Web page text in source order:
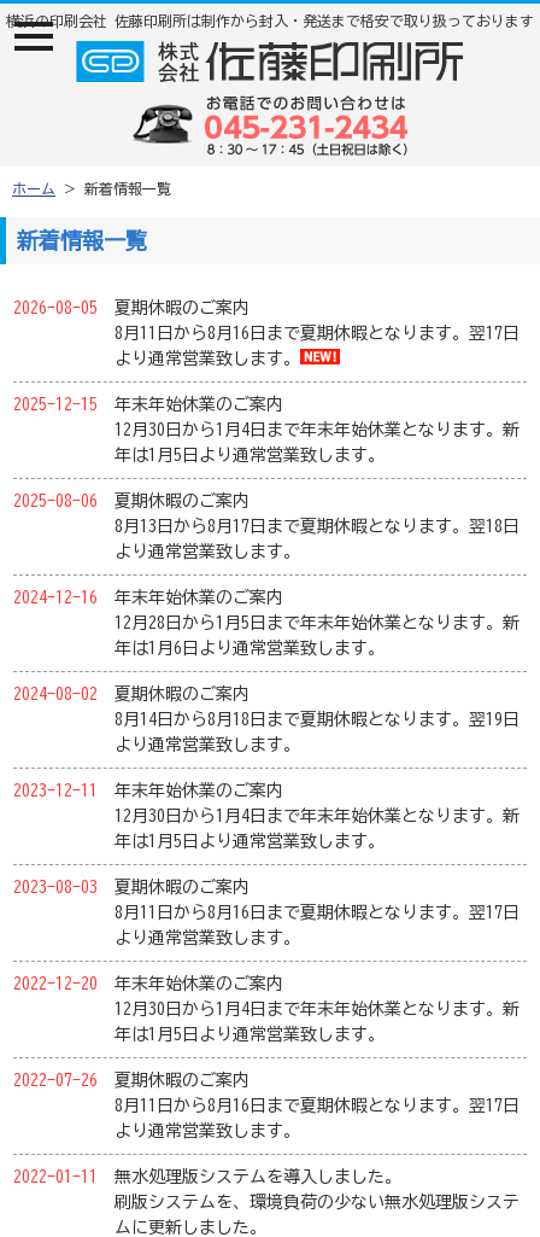
ナ
ビ
メ
ュ
ー
横浜の印刷会社 佐藤印刷所は制作から封入・発送まで格安で取り扱っております
ホーム ＞ 新着情報一覧
新着情報一覧
2026-08-05 夏期休暇のご案内
8月11日から8月16日まで夏期休暇となります。翌17日
より通常営業致します。
2025-12-15 年末年始休業のご案内
12月30日から1月4日まで年末年始休業となります。新
年は1月5日より通常営業致します。
2025-08-06 夏期休暇のご案内
8月13日から8月17日まで夏期休暇となります。翌18日
より通常営業致します。
2024-12-16 年末年始休業のご案内
12月28日から1月5日まで年末年始休業となります。新
年は1月6日より通常営業致します。
2024-08-02 夏期休暇のご案内
8月14日から8月18日まで夏期休暇となります。翌19日
より通常営業致します。
2023-12-11
年末年始休業のご案内
12月30日から1月4日まで年末年始休業となります。新
年は1月5日より通常営業致します。
2023-08-03 夏期休暇のご案内
8月11日から8月16日まで夏期休暇となります。翌17日
より通常営業致します。
2022-12-20 年末年始休業のご案内
12月30日から1月4日まで年末年始休業となります。新
年は1月5日より通常営業致します。
2022-07-26 夏期休暇のご案内
8月11日から8月16日まで夏期休暇となります。翌17日
より通常営業致します。
2022-01-11
無水処理版システムを導入しました。
刷版システムを、環境負荷の少ない無水処理版システ
ムに更新しました。